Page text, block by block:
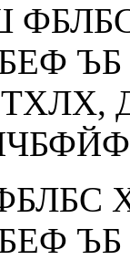
ЪБ
ЪБ